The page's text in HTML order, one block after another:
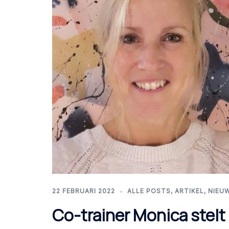
22 FEBRUARI 2022 ALLE POSTS, ARTIKEL,
Co-trainer Monica stelt